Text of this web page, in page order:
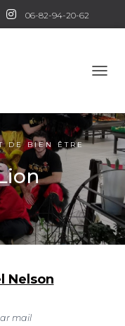
06-82-94-20-62
L
I
R
L
A
N
A
V
I
DE BIEN ÊTRE
Nelson
mail